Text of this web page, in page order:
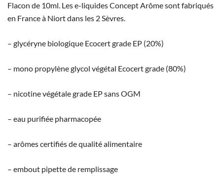
Flacon de 10ml. Les e-liquides Concept Arôme sont fabriqués
en France à Niort dans les 2 Sèvres.
– glycéryne biologique Ecocert grade EP (20%)
– mono propylène glycol végétal Ecocert grade (80%)
– nicotine végétale grade EP sans OGM
– eau purifiée pharmacopée
– arômes certifiés de qualité alimentaire
– embout pipette de remplissage